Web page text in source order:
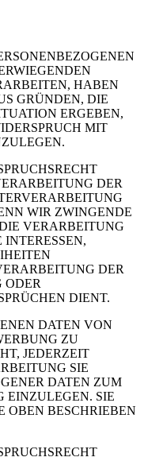
HABEN
GRÜNDEN, DIE
ERGEBEN,
MIT
DER
WIR ZWINGENDE
VERARBEITUNG
DER
ODER
DIENT.
DATEN VON
ZU
JEDERZEIT
SIE
DATEN ZUM
EINZULEGEN. SIE
OBEN BESCHRIEBEN